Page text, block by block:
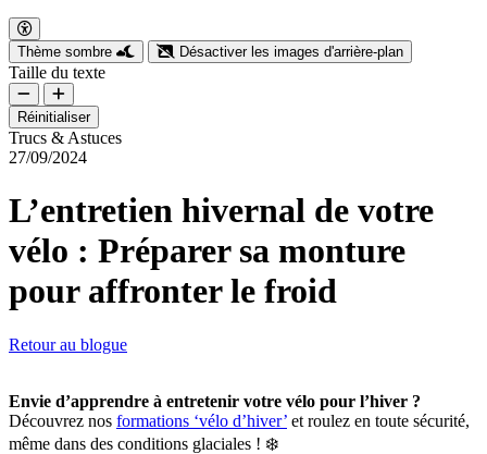
Thème sombre Désactiver les images d'arrière-plan
Taille du texte
Réinitialiser
Trucs & Astuces
27/09/2024
L’entretien hivernal de votre
vélo : Préparer sa monture
pour affronter le froid
Retour au blogue
Envie d’apprendre à entretenir votre vélo pour l’hiver ?
Découvrez nos formations ‘vélo d’hiver’ et roulez en toute sécurité,
même dans des conditions glaciales ! ❄️